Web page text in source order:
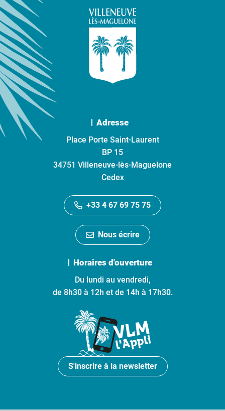
Adresse
Place Porte Saint-Laurent
BP 15
34751 Villeneuve-lès-Maguelone
Cedex
+33 4 67 69 75 75
Nous écrire
Horaires d'ouverture
Du lundi au vendredi,
de 8h30 à 12h et de 14h à 17h30.
S'inscrire à la newsletter